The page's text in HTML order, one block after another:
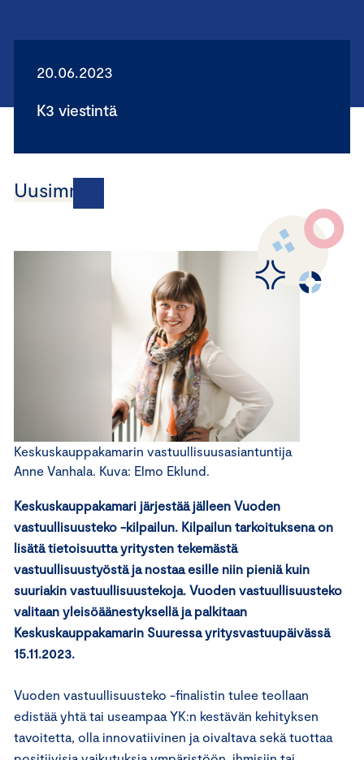
20.06.2023
K3 viestintä
Uusimmat
Keskuskauppakamarin vastuullisuusasiantuntija
Anne Vanhala. Kuva: Elmo Eklund.
Keskuskauppakamari järjestää jälleen Vuoden
vastuullisuusteko -kilpailun. Kilpailun tarkoituksena on
lisätä tietoisuutta yritysten tekemästä
vastuullisuustyöstä ja nostaa esille niin pieniä kuin
suuriakin vastuullisuustekoja. Vuoden vastuullisuusteko
valitaan yleisöäänestyksellä ja palkitaan
Keskuskauppakamarin Suuressa yritysvastuupäivässä
15.11.2023.
Vuoden vastuullisuusteko -finalistin tulee teollaan
edistää yhtä tai useampaa YK:n kestävän kehityksen
tavoitetta, olla innovatiivinen ja oivaltava sekä tuottaa